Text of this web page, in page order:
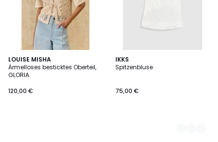
LOUISE MISHA
Ärmelloses besticktes Oberteil,
GLORIA
120,00 €
IKKS
Spitzenbluse
75,00 €
2
Farben